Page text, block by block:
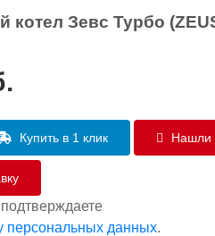
котел Зевс Турбо
Купить в 1 клик Нашли
персональных данных.